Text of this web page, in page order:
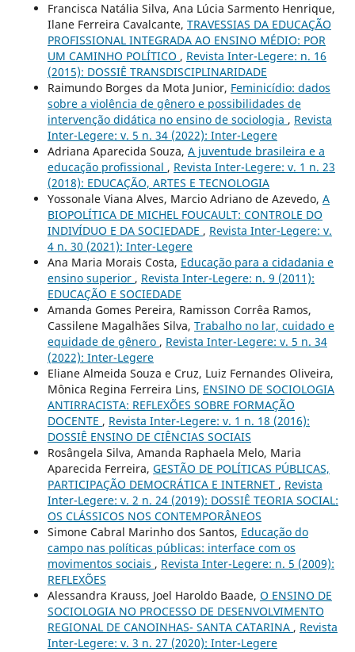
Francisca Natália Silva, Ana Lúcia Sarmento Henrique,
Ilane Ferreira Cavalcante, TRAVESSIAS DA EDUCAÇÃO
PROFISSIONAL INTEGRADA AO ENSINO MÉDIO: POR
UM CAMINHO POLÍTICO , Revista Inter-Legere: n. 16
(2015): DOSSIÊ TRANSDISCIPLINARIDADE
Raimundo Borges da Mota Junior, Feminicídio: dados
sobre a violência de gênero e possibilidades de
intervenção didática no ensino de sociologia , Revista
Inter-Legere: v. 5 n. 34 (2022): Inter-Legere
Adriana Aparecida Souza, A juventude brasileira e a
educação profissional , Revista Inter-Legere: v. 1 n. 23
(2018): EDUCAÇÃO, ARTES E TECNOLOGIA
Yossonale Viana Alves, Marcio Adriano de Azevedo, A
BIOPOLÍTICA DE MICHEL FOUCAULT: CONTROLE DO
INDIVÍDUO E DA SOCIEDADE , Revista Inter-Legere: v.
4 n. 30 (2021): Inter-Legere
Ana Maria Morais Costa, Educação para a cidadania e
ensino superior , Revista Inter-Legere: n. 9 (2011):
EDUCAÇÃO E SOCIEDADE
Amanda Gomes Pereira, Ramisson Corrêa Ramos,
Cassilene Magalhães Silva, Trabalho no lar, cuidado e
equidade de gênero , Revista Inter-Legere: v. 5 n. 34
(2022): Inter-Legere
Eliane Almeida Souza e Cruz, Luiz Fernandes Oliveira,
Mônica Regina Ferreira Lins, ENSINO DE SOCIOLOGIA
ANTIRRACISTA: REFLEXÕES SOBRE FORMAÇÃO
DOCENTE , Revista Inter-Legere: v. 1 n. 18 (2016):
DOSSIÊ ENSINO DE CIÊNCIAS SOCIAIS
Rosângela Silva, Amanda Raphaela Melo, Maria
Aparecida Ferreira, GESTÃO DE POLÍTICAS PÚBLICAS,
PARTICIPAÇÃO DEMOCRÁTICA E INTERNET , Revista
Inter-Legere: v. 2 n. 24 (2019): DOSSIÊ TEORIA SOCIAL:
OS CLÁSSICOS NOS CONTEMPORÂNEOS
Simone Cabral Marinho dos Santos, Educação do
campo nas políticas públicas: interface com os
movimentos sociais , Revista Inter-Legere: n. 5 (2009):
REFLEXÕES
Alessandra Krauss, Joel Haroldo Baade, O ENSINO DE
SOCIOLOGIA NO PROCESSO DE DESENVOLVIMENTO
REGIONAL DE CANOINHAS- SANTA CATARINA , Revista
Inter-Legere: v. 3 n. 27 (2020): Inter-Legere